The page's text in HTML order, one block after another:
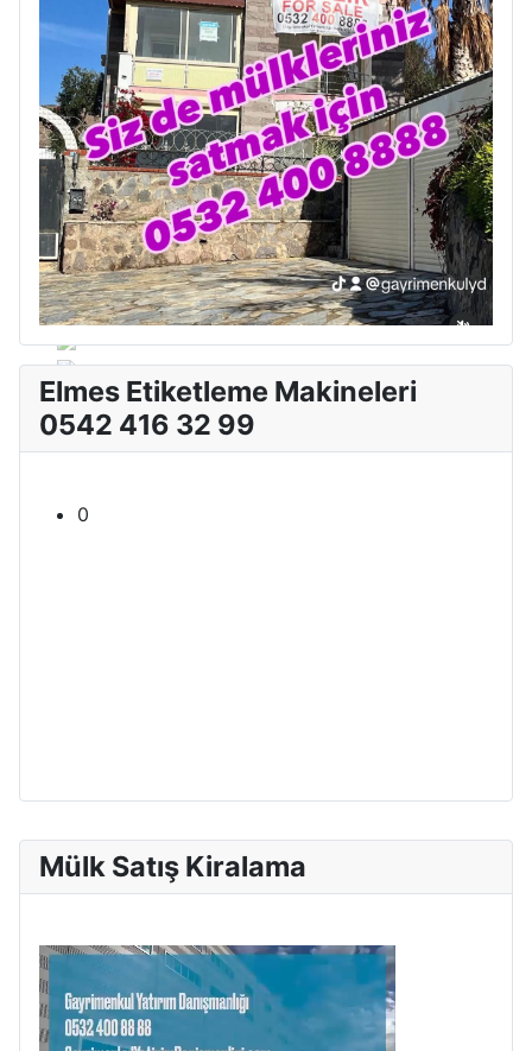
Mülk Satış Kiralama
Elmes Etiketleme Makineleri
0542 416 32 99
0